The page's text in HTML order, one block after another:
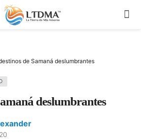
de Samaná deslumbrantes
deslumbrantes